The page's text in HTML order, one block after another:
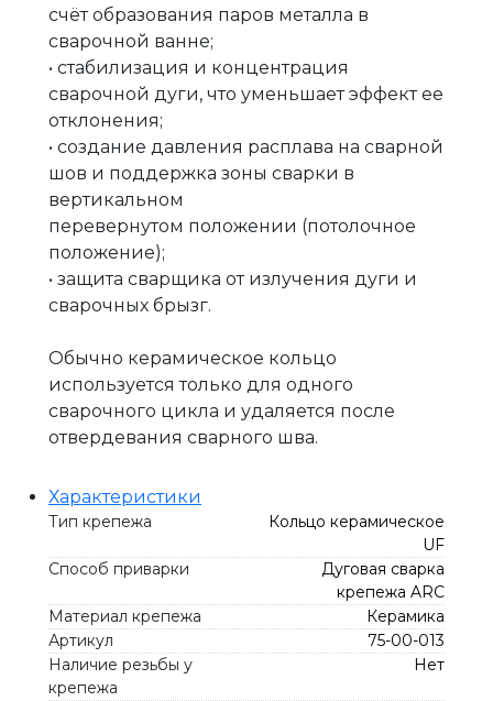
счёт образования паров металла в
сварочной ванне;
• стабилизация и концентрация
сварочной дуги, что уменьшает эффект ее
отклонения;
• создание давления расплава на сварной
шов и поддержка зоны сварки в
вертикальном
перевернутом положении (потолочное
положение);
• защита сварщика от излучения дуги и
сварочных брызг.
Обычно керамическое кольцо
используется только для одного
сварочного цикла и удаляется после
отвердевания сварного шва.
Характеристики
Тип крепежа
Кольцо керамическое
UF
Способ приварки
Дуговая сварка
крепежа ARC
Материал крепежа
Керамика
Артикул
75-00-013
Наличие резьбы у
крепежа
Нет